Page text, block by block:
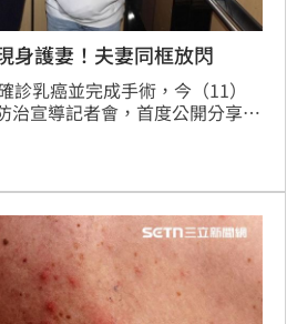
身護妻！夫妻同框放閃
診乳癌並完成手術，今（11）
治宣導記者會，首度公開分享抗
倆在許維恩生病後首次同框露